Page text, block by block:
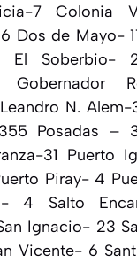
7 Colonia
Dos de Mayo-
El Soberbio-
N.
Posadas –
31 Puerto
Piray- 4
4 Salto
Ignacio- 23
Vicente- 6